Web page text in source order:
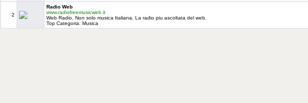
2
Radio Web
www.radiofreemusicweb.it
Web Radio, Non solo musica Italiana. La radio piu ascoltata del web.
Top Categoria: Musica